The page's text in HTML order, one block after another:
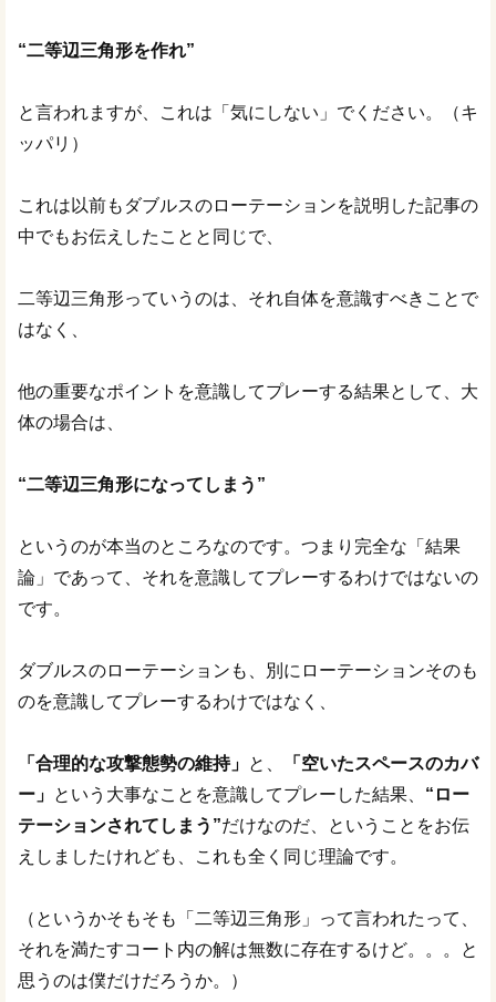
“二等辺三角形を作れ”
と言われますが、これは「気にしない」でください。（キ
ッパリ）
これは以前もダブルスのローテーションを説明した記事の
中でもお伝えしたことと同じで、
二等辺三角形っていうのは、それ自体を意識すべきことで
はなく、
他の重要なポイントを意識してプレーする結果として、大
体の場合は、
“二等辺三角形になってしまう”
というのが本当のところなのです。つまり完全な「結果
論」であって、それを意識してプレーするわけではないの
です。
ダブルスのローテーションも、別にローテーションそのも
のを意識してプレーするわけではなく、
「合理的な攻撃態勢の維持」 と、
「空いたスペースのカバ
ー」 という大事なことを意識してプレーした結果、 “ロー
テーションされてしまう”だけなのだ、ということをお伝
えしましたけれども、これも全く同じ理論です。
（というかそもそも「二等辺三角形」って言われたって、
それを満たすコート内の解は無数に存在するけど。。。と
思うのは僕だけだろうか。）